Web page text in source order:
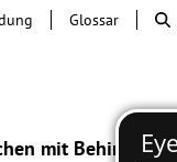
mit
Glossar